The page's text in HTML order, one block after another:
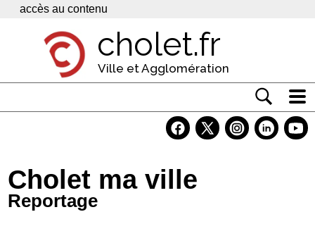
Panneau de gestion des cookies
accès au contenu
cholet.fr
Ville et Agglomération
Economie
Services
Cholet ma ville
Reportage